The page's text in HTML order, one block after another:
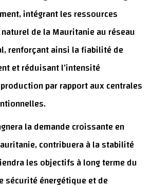
intégrant les ressources
de la Mauritanie au réseau
renforçant ainsi la fiabilité de
et réduisant l’intensité
par rapport aux centrales
la demande croissante en
contribuera à la stabilité
les objectifs à long terme du
sécurité énergétique et de